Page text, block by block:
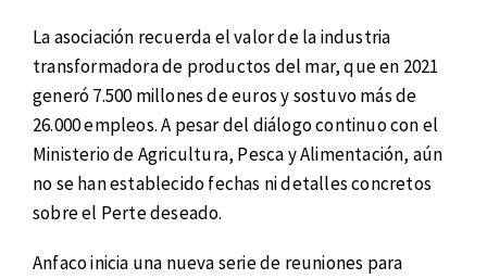
La asociación recuerda el valor de la industria
transformadora de productos del mar, que en 2021
generó 7.500 millones de euros y sostuvo más de
26.000 empleos. A pesar del diálogo continuo con el
Ministerio de Agricultura, Pesca y Alimentación, aún
no se han establecido fechas ni detalles concretos
sobre el Perte deseado.
Anfaco inicia una nueva serie de reuniones para